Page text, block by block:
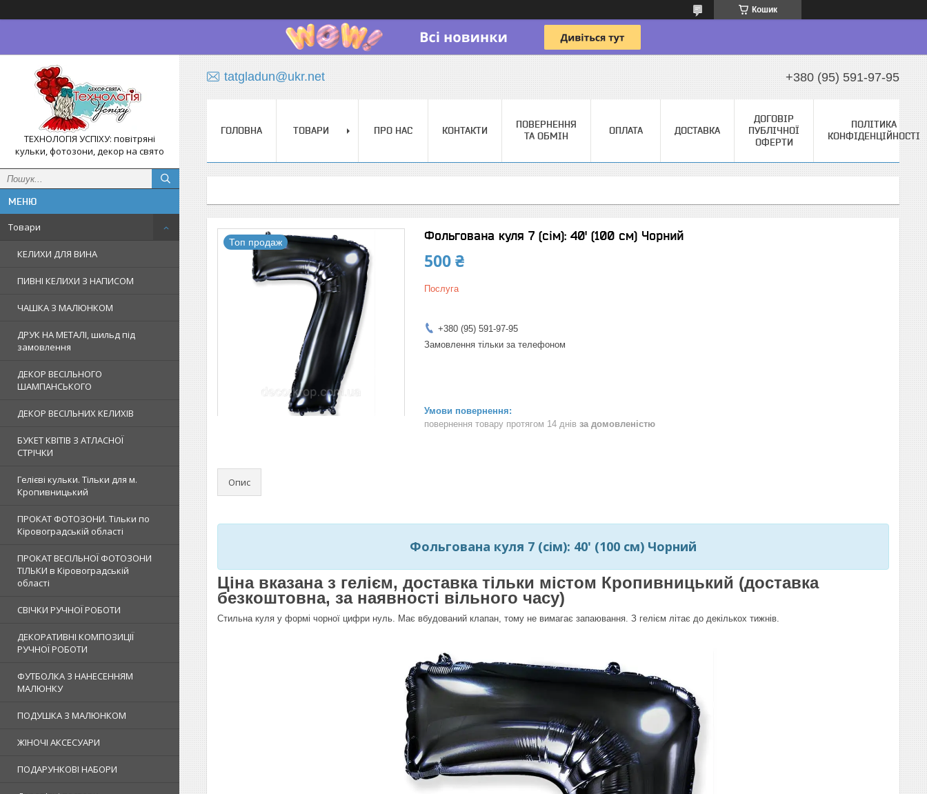
Кошик
ТЕХНОЛОГІЯ УСПІХУ: повітряні
кульки, фотозони, декор на свято
Товари
КЕЛИХИ ДЛЯ ВИНА
ПИВНІ КЕЛИХИ З НАПИСОМ
ЧАШКА З МАЛЮНКОМ
ДРУК НА МЕТАЛІ, шильд під
замовлення
ДЕКОР ВЕСІЛЬНОГО
ШАМПАНСЬКОГО
ДЕКОР ВЕСІЛЬНИХ КЕЛИХІВ
БУКЕТ КВІТІВ З АТЛАСНОЇ
СТРІЧКИ
Гелієві кульки. Тільки для м.
Кропивницький
ПРОКАТ ФОТОЗОНИ. Тільки по
Кіровоградській області
ПРОКАТ ВЕСІЛЬНОЇ ФОТОЗОНИ
ТІЛЬКИ в Кіровоградській
області
СВІЧКИ РУЧНОЇ РОБОТИ
ДЕКОРАТИВНІ КОМПОЗИЦІЇ
РУЧНОЇ РОБОТИ
ФУТБОЛКА З НАНЕСЕННЯМ
МАЛЮНКУ
ПОДУШКА З МАЛЮНКОМ
ЖІНОЧІ АКСЕСУАРИ
ПОДАРУНКОВІ НАБОРИ
tatgladun@ukr.net +380 (95) 591-97-95
ГОЛОВНА ТОВАРИ ПРО НАС КОНТАКТИ
ПОВЕРНЕННЯ
ТА ОБМІН
ОПЛАТА ДОСТАВКА
ДОГОВІР
ПУБЛІЧНОЇ
ОФЕРТИ
ПОЛІТИКА
КОНФІДЕНЦІЙНОСТІ
Топ продаж Фольгована куля 7 (сім): 40' (100 см) Чорний
500 ₴
Послуга
+380 (95) 591-97-95
Замовлення тільки за телефоном
повернення товару протягом 14 днів за домовленістю
Опис
Фольгована куля 7 (сім): 40' (100 см) Чорний
Ціна вказана з гелієм, доставка тільки містом Кропивницький (доставка
безкоштовна, за наявності вільного часу)
Стильна куля у формі чорної цифри нуль. Має вбудований клапан, тому не вимагає запаювання. З гелієм літає до декількох тижнів.